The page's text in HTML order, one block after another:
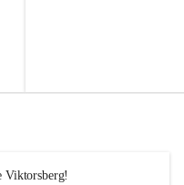
Viktorsberg!